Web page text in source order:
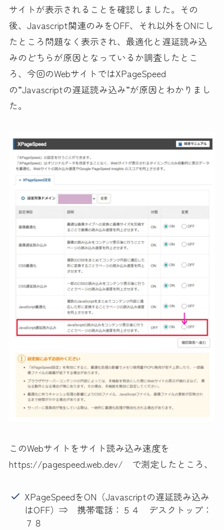
サイトが表示されることを確認しました。その
後、Javascript関連のみをOFF、それ以外をONにし
たところ問題なく表示され、最適化と遅延読み込
みのどちらが原因となっているか調査したとこ
ろ、今回のWebサイトではXPageSpeed
の”Javascriptの遅延読み込み”が原因とわかりまし
た。
このWebサイトをサイト読み込み速度を
https://pagespeed.web.dev/ で測定したところ、
XPageSpeedをON（Javascriptの遅延読み込み
はOFF）⇒ 携帯電話：５４ デスクトップ：
７８